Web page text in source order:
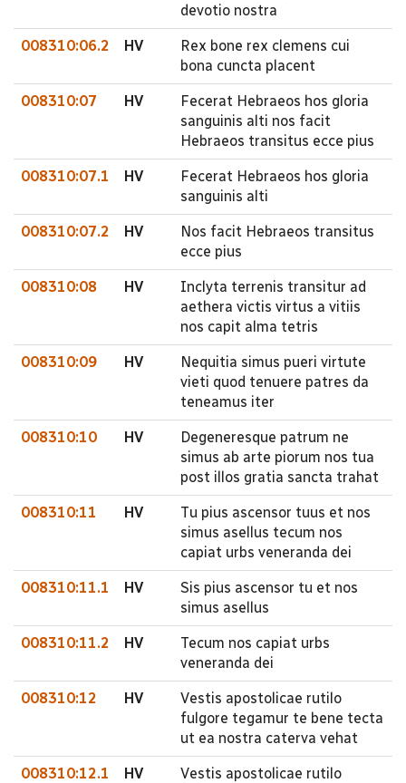
devotio nostra
008310:06.2 HV
Rex bone rex clemens cui
bona cuncta placent
008310:07 HV
Fecerat Hebraeos hos gloria
sanguinis alti nos facit
Hebraeos transitus ecce pius
008310:07.1 HV
Fecerat Hebraeos hos gloria
sanguinis alti
008310:07.2 HV
Nos facit Hebraeos transitus
ecce pius
008310:08 HV
Inclyta terrenis transitur ad
aethera victis virtus a vitiis
nos capit alma tetris
008310:09 HV
Nequitia simus pueri virtute
vieti quod tenuere patres da
teneamus iter
008310:10 HV
Degeneresque patrum ne
simus ab arte piorum nos tua
post illos gratia sancta trahat
008310:11 HV
Tu pius ascensor tuus et nos
simus asellus tecum nos
capiat urbs veneranda dei
008310:11.1 HV
Sis pius ascensor tu et nos
simus asellus
008310:11.2 HV
Tecum nos capiat urbs
veneranda dei
008310:12 HV
Vestis apostolicae rutilo
fulgore tegamur te bene tecta
ut ea nostra caterva vehat
008310:12.1 HV
Vestis apostolicae rutilo